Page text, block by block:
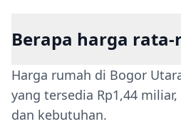
Berapa harga
Harga rumah di Bogor
yang tersedia Rp1,44
dan kebutuhan.